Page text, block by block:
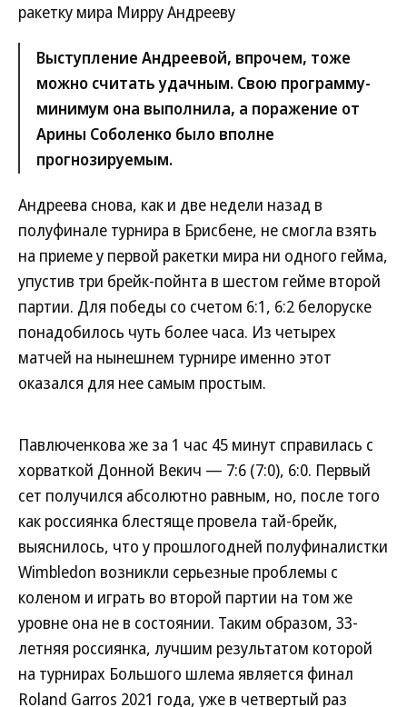
ракетку мира Мирру Андрееву
Выступление Андреевой, впрочем, тоже
можно считать удачным. Свою программу-
минимум она выполнила, а поражение от
Арины Соболенко было вполне
прогнозируемым.
Андреева снова, как и две недели назад в
полуфинале турнира в Брисбене, не смогла взять
на приеме у первой ракетки мира ни одного гейма,
упустив три брейк-пойнта в шестом гейме второй
партии. Для победы со счетом 6:1, 6:2 белоруске
понадобилось чуть более часа. Из четырех
матчей на нынешнем турнире именно этот
оказался для нее самым простым.
Павлюченкова же за 1 час 45 минут справилась с
хорваткой Донной Векич — 7:6 (7:0), 6:0. Первый
сет получился абсолютно равным, но, после того
как россиянка блестяще провела тай-брейк,
выяснилось, что у прошлогодней полуфиналистки
Wimbledon возникли серьезные проблемы с
коленом и играть во второй партии на том же
уровне она не в состоянии. Таким образом, 33-
летняя россиянка, лучшим результатом которой
на турнирах Большого шлема является финал
Roland Garros 2021 года, уже в четвертый раз